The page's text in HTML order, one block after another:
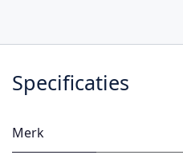
Specificaties
Merk